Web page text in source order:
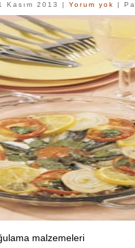
Kasım 2013 | Yorum yok |
malzemeleri